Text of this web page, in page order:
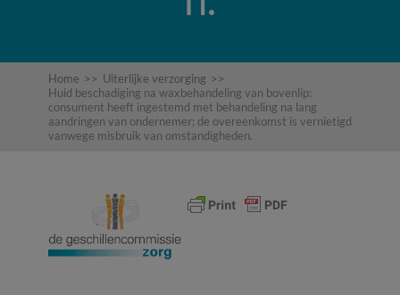
Home >> Uiterlijke verzorging >>
Huid beschadiging na waxbehandeling van bovenlip:
consument heeft ingestemd met behandeling na lang
aandringen van ondernemer; de overeenkomst is vernietigd
vanwege misbruik van omstandigheden.